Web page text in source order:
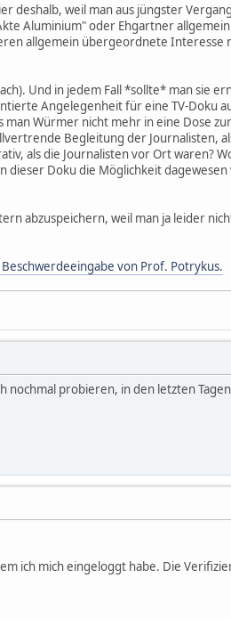
weil man aus jüngster
Aluminium" oder Ehgartner
allgemein übergeordnete Interesse
Und in jedem Fall *sollte* man sie
Angelegenheit für eine TV-Doku
Würmer nicht mehr in eine Dose
Begleitung der Journalisten,
als die Journalisten vor Ort waren?
Doku die Möglichkeit dagewesen
abzuspeichern, weil man ja leider
von Prof. Potrykus.
probieren, in den letzten
ich mich eingeloggt habe. Die